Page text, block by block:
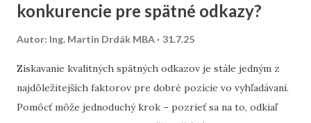
konkurencie pre spätné odkazy?
Autor: Ing. Martin Drdák MBA 31.7.25
Získavanie kvalitných spätných odkazov je stále jedným z
najdôležitejších faktorov pre dobré pozície vo vyhľadávaní.
Pomôcť môže jednoduchý krok – pozrieť sa na to, odkiaľ